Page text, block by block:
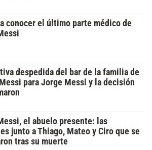
conocer el último parte médico de
despedida del bar de la familia de
para Jorge Messi y la decisión
el abuelo presente: las
junto a Thiago, Mateo y Ciro que se
tras su muerte